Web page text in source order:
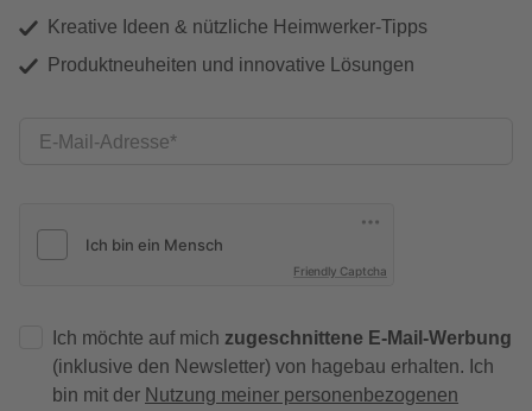
Kreative Ideen & nützliche Heimwerker-Tipps
Produktneuheiten und innovative Lösungen
E-Mail-Adresse
Friendly Captcha
Ich möchte auf mich zugeschnittene E-Mail-Werbung
(inklusive den Newsletter) von hagebau erhalten. Ich
bin mit der Nutzung meiner personenbezogenen